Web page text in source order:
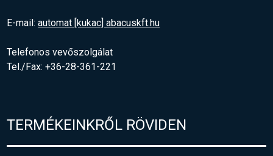
E-mail:automat [kukac] abacuskft.hu
Telefonos vevőszolgálat
Tel./Fax: +36-28-361-221
TERMÉKEINKRŐL RÖVIDEN